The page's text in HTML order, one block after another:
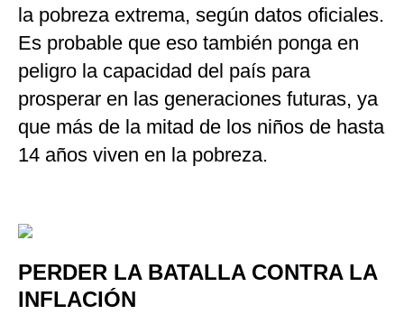
la pobreza extrema, según datos oficiales.
Es probable que eso también ponga en
peligro la capacidad del país para
prosperar en las generaciones futuras, ya
que más de la mitad de los niños de hasta
14 años viven en la pobreza.
PERDER LA BATALLA CONTRA LA
INFLACIÓN